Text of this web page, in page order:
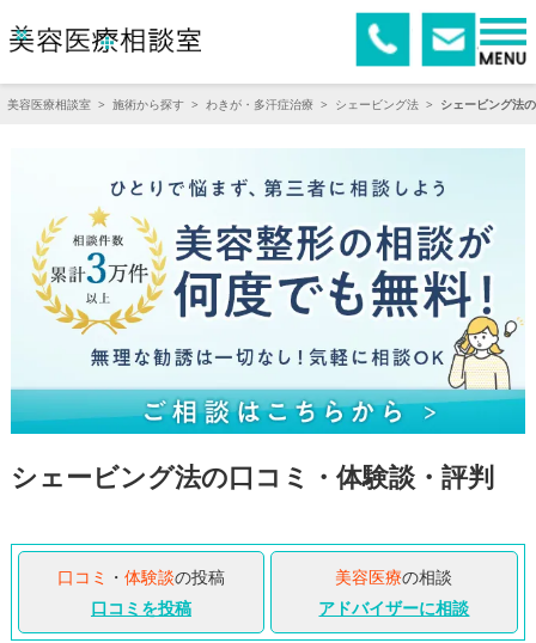
美容医療相談室 > 施術から探す > わきが・多汗症治療 > シェービング法 > シェービング法
シェービング法の口コミ・体験談・評判
口コミ ・ 体験談の投稿
口コミを投稿
美容医療の相談
アドバイザーに相談